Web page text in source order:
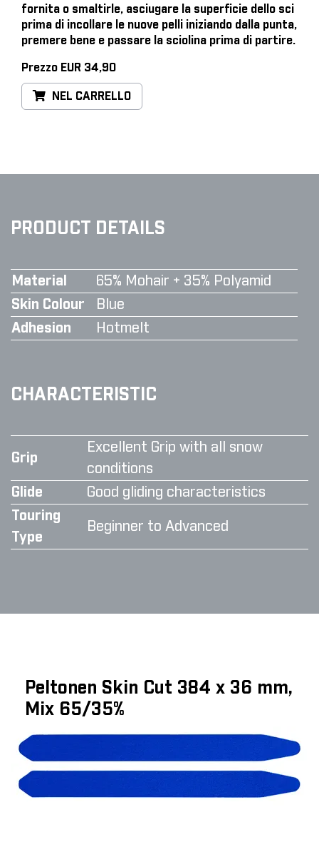
fornita o smaltirle, asciugare la superficie dello sci
prima di incollare le nuove pelli iniziando dalla punta,
premere bene e passare la sciolina prima di partire.
Prezzo EUR 34,90
NEL CARRELLO
PRODUCT DETAILS
Material
65% Mohair + 35% Polyamid
Skin Colour
Blue
Adhesion
Hotmelt
CHARACTERISTIC
Grip
Excellent Grip with all snow
conditions
Glide
Good gliding characteristics
Touring
Type
Beginner to Advanced
Peltonen Skin Cut 384 x 36 mm,
Mix 65/35%